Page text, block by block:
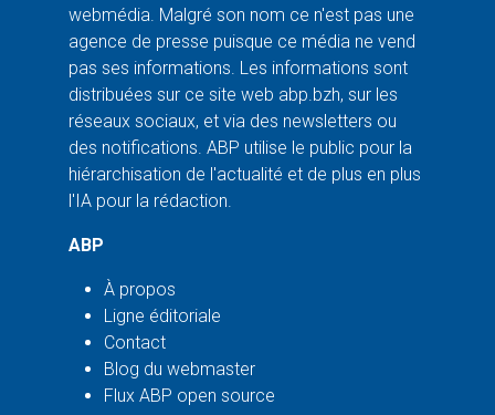
webmédia. Malgré son nom ce n'est pas une
agence de presse puisque ce média ne vend
pas ses informations. Les informations sont
distribuées sur ce site web abp.bzh, sur les
réseaux sociaux, et via des newsletters ou
des notifications. ABP utilise le public pour la
hiérarchisation de l'actualité et de plus en plus
l'IA pour la rédaction.
ABP
À propos
Ligne éditoriale
Contact
Blog du webmaster
Flux ABP open source